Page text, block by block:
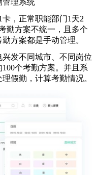
，正常职能部门1天2
勤方案不统一，且多个
方案都是手动管理。
发不同城市、不同岗位
个考勤方案。并且系
假勤，计算考勤情况。